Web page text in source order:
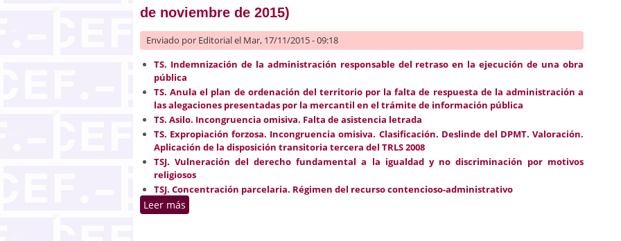
de noviembre de 2015)
Enviado por Editorialel Mar, 17/11/2015 - 09:18
TS. Indemnización de la administración responsable del retraso en la ejecución de una obra
pública
TS. Anula el plan de ordenación del territorio por la falta de respuesta de la administración a
las alegaciones presentadas por la mercantil en el trámite de información pública
TS. Asilo. Incongruencia omisiva. Falta de asistencia letrada
TS. Expropiación forzosa. Incongruencia omisiva. Clasificación. Deslinde del DPMT. Valoración.
Aplicación de la disposición transitoria tercera del TRLS 2008
TSJ. Vulneración del derecho fundamental a la igualdad y no discriminación por motivos
religiosos
TSJ. Concentración parcelaria. Régimen del recurso contencioso-administrativo
Leer más